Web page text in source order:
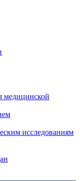
медицинской
исследованиям